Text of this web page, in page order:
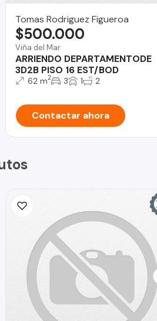
Tomas Rodriguez Figueroa
Viña del Mar
ARRIENDO DEPARTAMENTODE
3D2B PISO 16 EST/BOD
$500.000
62 m2 3 1 2
Contactar ahora